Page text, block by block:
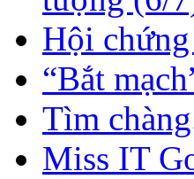
Hội
“Bắt
Tìm
Miss IT